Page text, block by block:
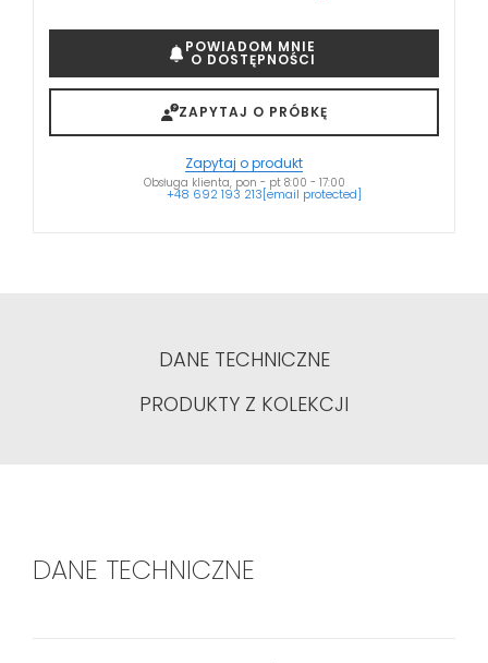
POWIADOM MNIE
O DOSTĘPNOŚCI
ZAPYTAJ O PRÓBKĘ
Zapytaj o produkt
Obsługa klienta, pon - pt 8:00 - 17:00
+48 692 193 213[email protected]
DANE TECHNICZNE
PRODUKTY Z KOLEKCJI
DANE TECHNICZNE